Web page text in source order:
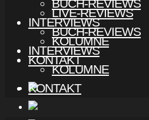
BUCH-REVIEWS
INTERVIEWS
KOLUMNE
KONTAKT
LIVE-REVIEWS
BUCH-REVIEWS
INTERVIEWS
KOLUMNE
KONTAKT